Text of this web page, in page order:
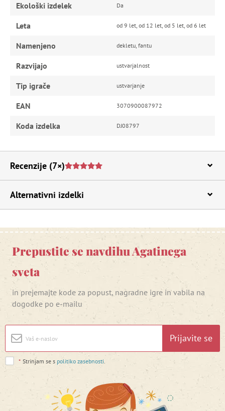
Ekološki izdelek Da
Leta od 9 let, od 12 let, od 5 let, od 6 let
Namenjeno dekletu, fantu
Razvijajo ustvarjalnost
Tip igrače ustvarjanje
EAN 3070900087972
Koda izdelka DJ08797
Recenzije (7×)
Alternativni izdelki
Prepustite se navdihu Agatinega
sveta
in prejemajte kode za popust, nagradne igre in vabila na
dogodke po e-mailu
Prijavite se
* Strinjam se s politiko zasebnosti.